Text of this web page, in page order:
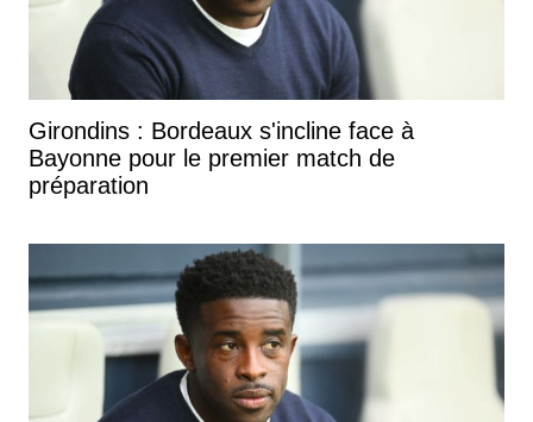
Girondins : Bordeaux s'incline face à
Bayonne pour le premier match de
préparation